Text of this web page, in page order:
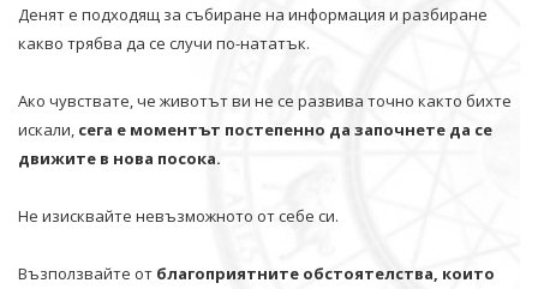
Денят е подходящ за събиране на информация и разбиране
какво трябва да се случи по-нататък.
Ако чувствате, че животът ви не се развива точно както бихте
искали, сега е моментът постепенно да започнете да се
движите в нова посока.
Не изисквайте невъзможното от себе си.
Възползвайте от благоприятните обстоятелства, които